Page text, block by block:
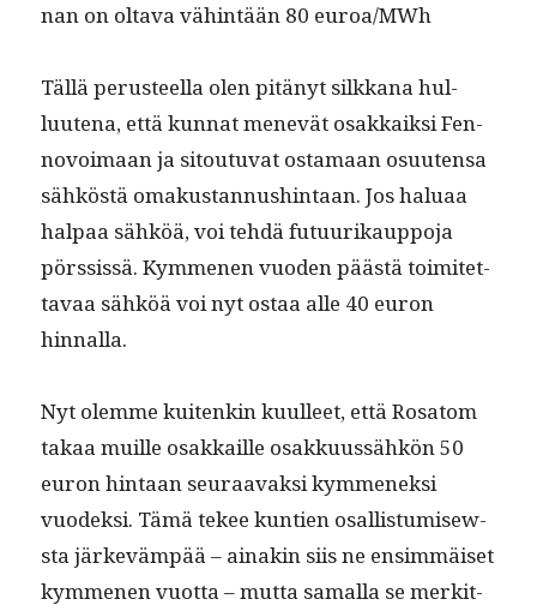
nan on olta­va vähin­tään 80 euroa/MWh
Täl­lä perus­teel­la olen pitänyt silkkana hul­
luute­na, että kun­nat menevät osakkaik­si Fen­
novoimaan ja sitoutu­vat osta­maan osuuten­sa
sähköstä omakus­tan­nush­in­taan. Jos halu­aa
hal­paa sähköä, voi tehdä futu­urikaup­po­ja
pörssis­sä. Kymme­nen vuo­den päästä toimitet­
tavaa sähköä voi nyt ostaa alle 40 euron
hinnalla.
Nyt olemme kuitenkin kuulleet, että Rosatom
takaa muille osakkaille osakku­ussähkön 50
euron hin­taan seu­raavak­si kymmenek­si
vuodek­si. Tämä tekee kun­tien osal­lis­tu­misew­
sta järkeväm­pää – ainakin siis ne ensim­mäiset
kymme­nen vuot­ta – mut­ta samal­la se merk­it­